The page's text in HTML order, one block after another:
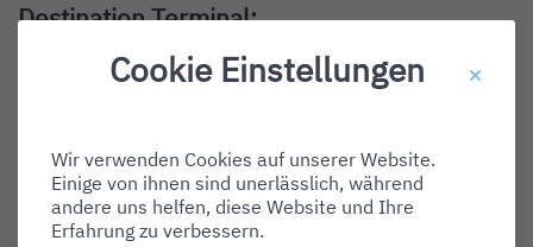
Destination Terminal:
Destination Gate:
Shortname:
Type:
arrival
Cookie Einstellungen
Wir verwenden Cookies auf unserer Website.
Einige von ihnen sind unerlässlich, während
andere uns helfen, diese Website und Ihre
Erfahrung zu verbessern.